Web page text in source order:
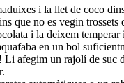
i la llet de coco
que no es vegin trossets
i la deixem temperar
en un bol
Li afegim un rajolí de suc